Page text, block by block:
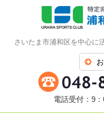
さいたま市浦和区を中心に
電話受付：9：